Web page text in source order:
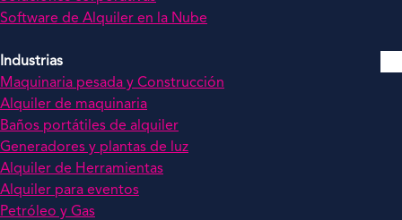
Software de Alquiler en la Nube
Industrias
Maquinaria pesada y Construcción
Alquiler de maquinaria
Baños portátiles de alquiler
Generadores y plantas de luz
Alquiler de Herramientas
Alquiler para eventos
Petróleo y Gas